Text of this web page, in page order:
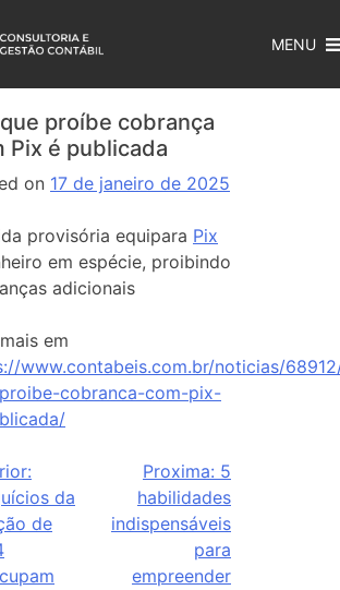
MENU
proíbe cobrança
Pix é publicada
on 17 de janeiro de 2025
provisória equipara Pix
em espécie, proibindo
adicionais
em
www.contabeis.com.br/noticias/
cobranca-com-pix-
da
de
Proxima: 5
habilidades
indispensáveis
para
empreender